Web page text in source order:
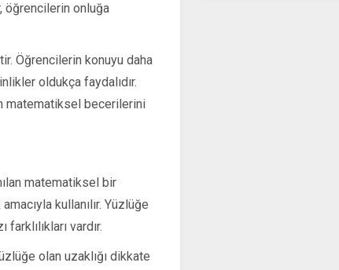
öğrencilerin onluğa
Öğrencilerin konuyu daha
oldukça faydalıdır.
matematiksel becerilerini
matematiksel bir
kullanılır. Yüzlüğe
vardır.
olan uzaklığı dikkate